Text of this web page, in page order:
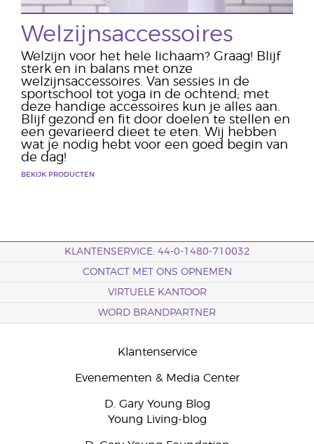
Welzijnsaccessoires
Welzijn voor het hele lichaam? Graag! Blijf
sterk en in balans met onze
welzijnsaccessoires. Van sessies in de
sportschool tot yoga in de ochtend; met
deze handige accessoires kun je alles aan.
Blijf gezond en fit door doelen te stellen en
een gevarieerd dieet te eten. Wij hebben
wat je nodig hebt voor een goed begin van
de dag!
BEKIJK PRODUCTEN
KLANTENSERVICE: 44-0-1480-710032
CONTACT MET ONS OPNEMEN
VIRTUELE KANTOOR
WORD BRANDPARTNER
Klantenservice
Evenementen & Media Center
D. Gary Young Blog
Young Living-blog